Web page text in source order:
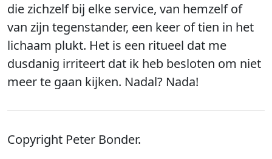
die zichzelf bij elke service, van hemzelf of
van zijn tegenstander, een keer of tien in het
lichaam plukt. Het is een ritueel dat me
dusdanig irriteert dat ik heb besloten om niet
meer te gaan kijken. Nadal? Nada!
Copyright Peter Bonder.